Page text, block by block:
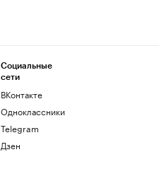
Социальные
сети
ВКонтакте
Одноклассники
Telegram
Дзен